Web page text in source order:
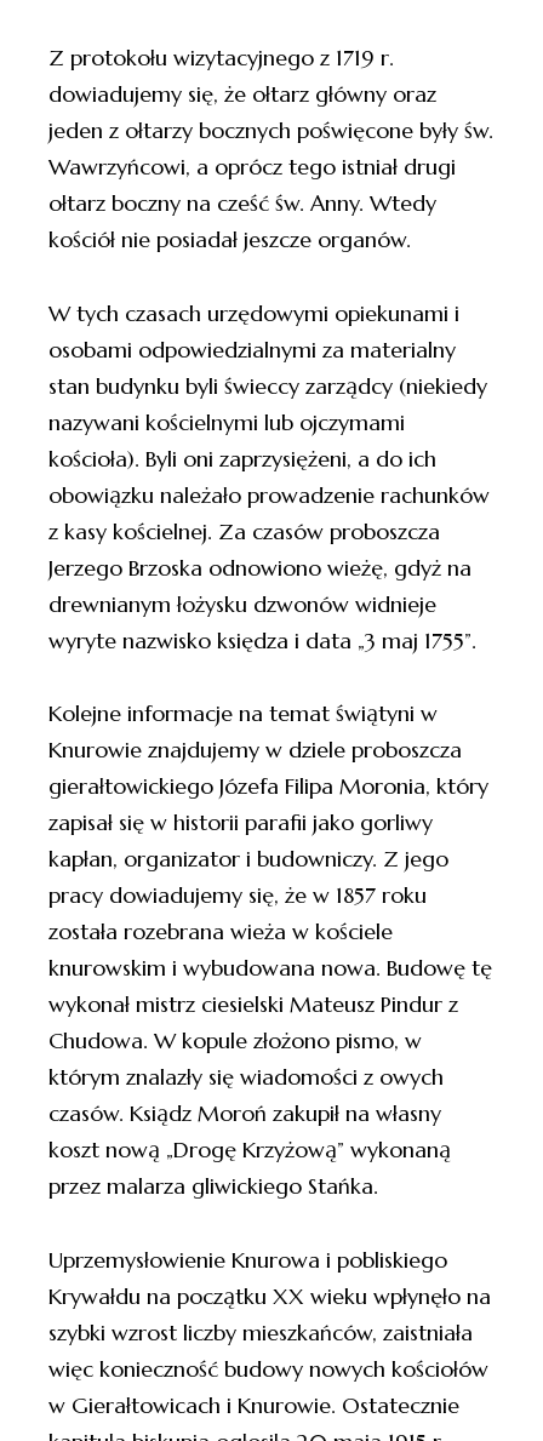
Z protokołu wizytacyjnego z 1719 r.
dowiadujemy się, że ołtarz główny oraz
jeden z ołtarzy bocznych poświęcone były św.
Wawrzyńcowi, a oprócz tego istniał drugi
ołtarz boczny na cześć św. Anny. Wtedy
kościół nie posiadał jeszcze organów.
W tych czasach urzędowymi opiekunami i
osobami odpowiedzialnymi za materialny
stan budynku byli świeccy zarządcy (niekiedy
nazywani kościelnymi lub ojczymami
kościoła). Byli oni zaprzysiężeni, a do ich
obowiązku należało prowadzenie rachunków
z kasy kościelnej. Za czasów proboszcza
Jerzego Brzoska odnowiono wieżę, gdyż na
drewnianym łożysku dzwonów widnieje
wyryte nazwisko księdza i data „3 maj 1755”.
Kolejne informacje na temat świątyni w
Knurowie znajdujemy w dziele proboszcza
gierałtowickiego Józefa Filipa Moronia, który
zapisał się w historii parafii jako gorliwy
kapłan, organizator i budowniczy. Z jego
pracy dowiadujemy się, że w 1857 roku
została rozebrana wieża w kościele
knurowskim i wybudowana nowa. Budowę tę
wykonał mistrz ciesielski Mateusz Pindur z
Chudowa. W kopule złożono pismo, w
którym znalazły się wiadomości z owych
czasów. Ksiądz Moroń zakupił na własny
koszt nową „Drogę Krzyżową” wykonaną
przez malarza gliwickiego Stańka.
Uprzemysłowienie Knurowa i pobliskiego
Krywałdu na początku XX wieku wpłynęło na
szybki wzrost liczby mieszkańców, zaistniała
więc konieczność budowy nowych kościołów
w Gierałtowicach i Knurowie. Ostatecznie